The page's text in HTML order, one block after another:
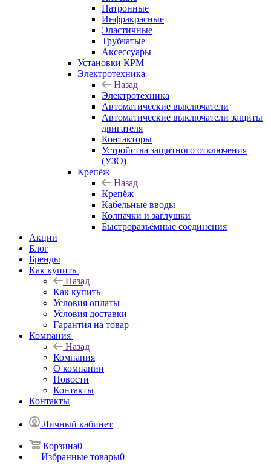
Патронные
Инфракрасные
Эластичные
Трубчатые
Аксессуары
Установки КРМ
Электротехника
Назад
Электротехника
Автоматические выключатели
Автоматические выключатели защиты
двигателя
Контакторы
Устройства защитного отключения
(УЗО)
Крепёж
Назад
Крепёж
Кабельные вводы
Колпачки и заглушки
Быстроразъёмные соединения
Акции
Блог
Бренды
Как купить
Назад
Как купить
Условия оплаты
Условия доставки
Гарантия на товар
Компания
Назад
Компания
О компании
Новости
Контакты
Контакты
Личный кабинет
Корзина0
Избранные товары0